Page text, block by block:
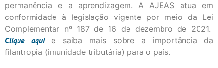
permanência e a aprendizagem. A AJEAS atua em
conformidade à legislação vigente por meio da Lei
Complementar nº 187 de 16 de dezembro de 2021.
Cliqueaqui
e saiba mais sobre a importância da
filantropia (imunidade tributária) para o país.